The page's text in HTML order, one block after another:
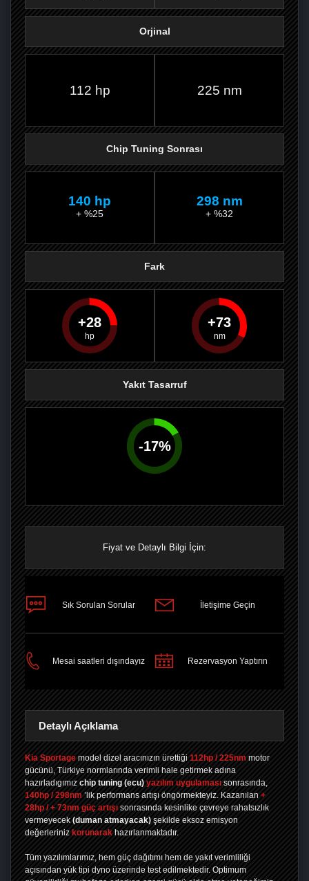
PAYLAŞPAYLAŞPLUS'TA
Orjinal
112 hp 225 nm
Chip Tuning Sonrası
140 hp
+ %25
298 nm
+ %32
Fark
28 73
Yakıt Tasarruf
-17%
Fiyat ve Detaylı Bilgi İçin:
Sık Sorulan Sorular İletişime Geçin
Mesai saatleri dışındayız Rezervasyon Yaptırın
Detaylı Açıklama
Kia Sportage model dizel aracınızın ürettiği 112hp / 225nm motor
gücünü, Türkiye normlarında verimli hale getirmek adına
hazırladıgımız chip tuning (ecu) yazılım uygulaması sonrasında,
140hp / 298nm ’lik performans artışı öngörmekteyiz. Kazanılan +
28hp / + 73nm güç artışı sonrasında kesinlike çevreye rahatsızlık
vermeyecek (duman atmayacak) şekilde eksoz emisyon
değerleriniz korunarak hazırlanmaktadır.
Tüm yazılımlarımız, hem güç dağıtımı hem de yakıt verimliliği
açısından yük tipi dyno üzerinde test edilmektedir. Optimum